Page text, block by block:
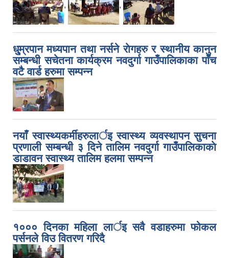
, ,
धु्म्रपान मध्यपान तथा नर्सने राेगहरु र स्थानीय कानुन
सम्बन्धी सचेतना कार्यक्रम नवदुर्गा गाउँपालिकाका पाँच
वटै वार्ड हरुमा सम्पन्न
नयाँ स्वास्थ्यकर्मीहरुलार्इ स्वास्थ्य व्यवस्थापन सुचना
प्रणाली सम्बन्धी ३ दिने तालिम नवदुर्गा गाउँपालिकाकाे
डाडावन स्वास्थ्य तालिम हलमा सम्पन्न
१००० दिनका महिला लार्इ सवै वडाहरुमा फोकल
पर्सनले विउ वितरण गरिदै